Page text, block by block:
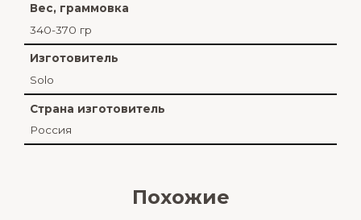
Вес, граммовка
340-370 гр
Изготовитель
Solo
Страна изготовитель
Россия
Похожие